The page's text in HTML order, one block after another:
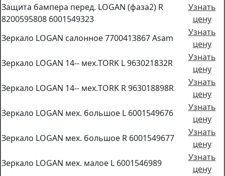
Защита бампера перед. LOGAN (фаза2) R
8200595808 6001549323
Узнать
цену
Зеркало LOGAN салонное 7700413867 Asam
Узнать
цену
Зеркало LOGAN 14-- мех.TORK L 963021832R
Узнать
цену
Зеркало LOGAN 14-- мех.TORK R 963018898R
Узнать
цену
Зеркало LOGAN мех. большое L 6001549676
Узнать
цену
Зеркало LOGAN мех. большое R 6001549677
Узнать
цену
Зеркало LOGAN мех. малое L 6001546989
Узнать
цену